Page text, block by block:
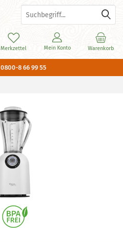
0800-8 66 99 55
Warenkorb
Merkzettel Mein Konto